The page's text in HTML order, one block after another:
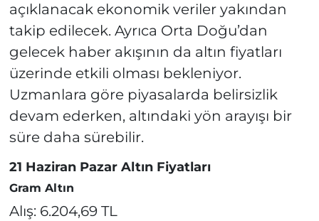
açıklanacak ekonomik veriler yakından
takip edilecek. Ayrıca Orta Doğu’dan
gelecek haber akışının da altın fiyatları
üzerinde etkili olması bekleniyor.
Uzmanlara göre piyasalarda belirsizlik
devam ederken, altındaki yön arayışı bir
süre daha sürebilir.
21 Haziran Pazar Altın Fiyatları
Gram Altın
Alış: 6.204,69 TL